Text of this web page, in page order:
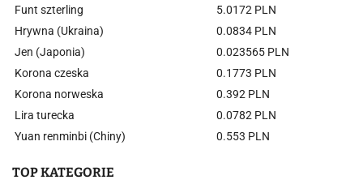
Funt szterling
5.0172 PLN
Hrywna (Ukraina)
0.0834 PLN
Jen (Japonia)
0.023565 PLN
Korona czeska
0.1773 PLN
Korona norweska
0.392 PLN
Lira turecka
0.0782 PLN
Yuan renminbi (Chiny)
0.553 PLN
TOP KATEGORIE